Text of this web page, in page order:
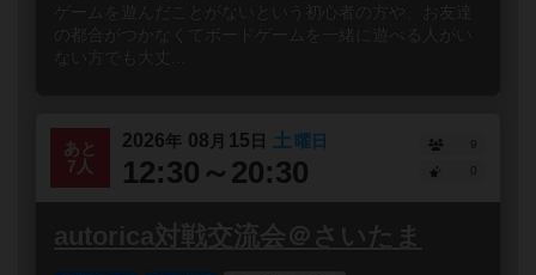
ゲームを遊んだことがないという初心者の方や、お友達
の都合がつかなくてボードゲームを一緒に遊べる人がい
ない方でも大丈...
あと
7人
2026年 08 月 15 日 土 曜日
12:30～20:30
9
autorica対戦交流会＠さいたま